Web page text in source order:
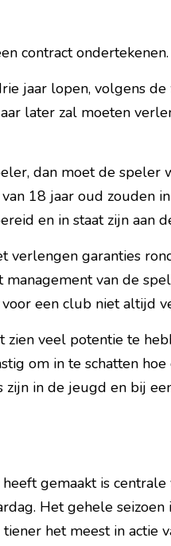
contract ondertekenen.
jaar lopen, volgens
later zal moeten
dan moet de speler
18 jaar oud zouden
en in staat zijn aan
verlengen garanties
management van de
een club niet altijd
zien veel potentie te
om in te schatten
in de jeugd en bij
gemaakt is
Het gehele seizoen
het meest in actie